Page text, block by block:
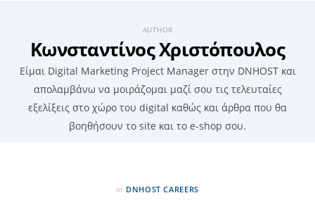
l
u
r
a
m
n
AUTHOR
Κωνσταντίνος Χριστόπουλος
Είμαι Digital Marketing Project Manager στην DNHOST και
απολαμβάνω να μοιράζομαι μαζί σου τις τελευταίες
εξελίξεις στο χώρο του digital καθώς και άρθρα που θα
βοηθήσουν το site και το e-shop σου.
in DNHOST CAREERS